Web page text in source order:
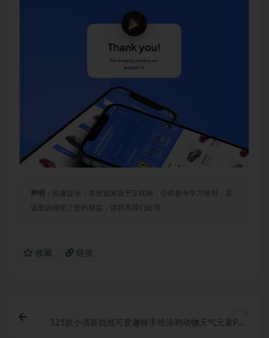
声明： 温馨提示：本资源来源于互联网，仅供参考学习使用，若
该资源侵犯了您的权益，请联系我们处理。
收藏 链接
121款小清新自然可爱趣味手绘涂鸦动物天气元素PNG